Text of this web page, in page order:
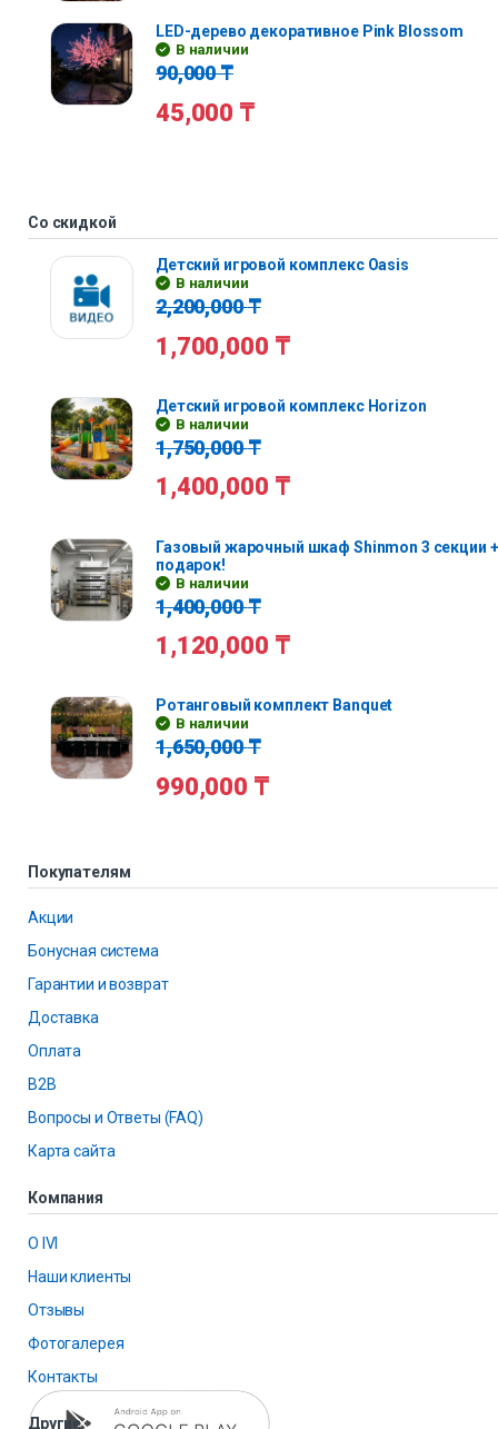
LED-дерево декоративное Pink Blossom
В наличии
90,000₸
45,000 ₸
Со скидкой
Детский игровой комплекс Oasis
В наличии
2,200,000₸
1,700,000 ₸
Детский игровой комплекс Horizon
В наличии
1,750,000₸
1,400,000 ₸
Газовый жарочный шкаф Shinmon 3 секции
подарок!
В наличии
1,400,000₸
1,120,000 ₸
Ротанговый комплект Banquet
В наличии
1,650,000₸
990,000 ₸
Покупателям
Акции
Бонусная система
Гарантии и возврат
Доставка
Оплата
B2B
Вопросы и Ответы (FAQ)
Карта сайта
Компания
О IVI
Наши клиенты
Отзывы
Фотогалерея
Контакты
Другие